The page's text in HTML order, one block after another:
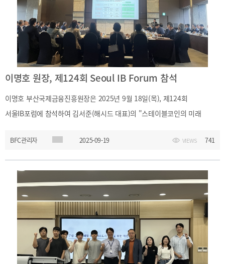
이명호 원장, 제124회 Seoul IB Forum 참석
이명호 부산국제금융진흥원장은 2025년 9월 18일(목), 제124회
서울IB포럼에 참석하여 김서준(해시드 대표)의 "스테이블코인의 미래
주요 이슈" 발표를 듣고 스테이블코인의 전망에 대해 토론하였습니다.
BFC관리자 2025-09-19 VIEWS 741